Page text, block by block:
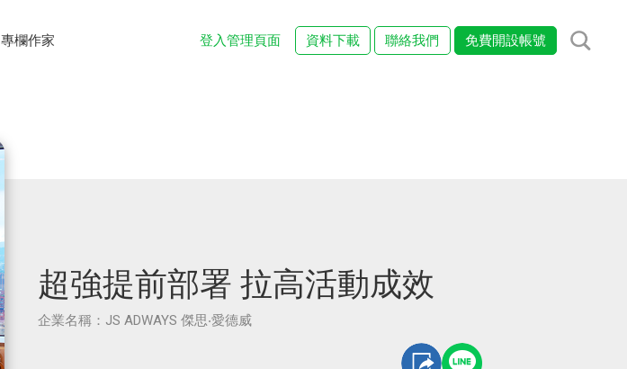
專欄作家 登入管理頁面 資料下載 聯絡我們 免費開設帳號
超強提前部署 拉高活動成效
企業名稱：JS ADWAYS 傑思‧愛德威